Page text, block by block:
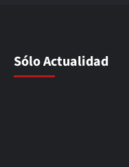
Sólo Actualidad